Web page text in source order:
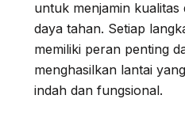
untuk menjamin kualitas
daya tahan. Setiap
memiliki peran penting
menghasilkan lantai yang
indah dan fungsional.